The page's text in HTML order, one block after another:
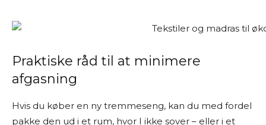
Praktiske råd til at minimere
afgasning
Hvis du køber en ny tremmeseng, kan du med fordel
pakke den ud i et rum, hvor I ikke sover – eller i et